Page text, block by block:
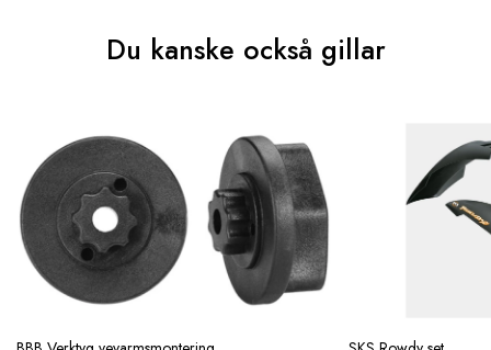
Du kanske också gillar